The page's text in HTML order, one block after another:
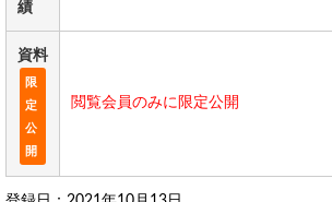
績
資料
限
定
公
開
閲覧会員のみに限定公開